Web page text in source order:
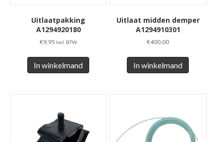
Uitlaatpakking
A1294920180
€9,95 Incl. BTW
In winkelmand
Uitlaat midden demper
A1294910301
€400,00
In winkelmand